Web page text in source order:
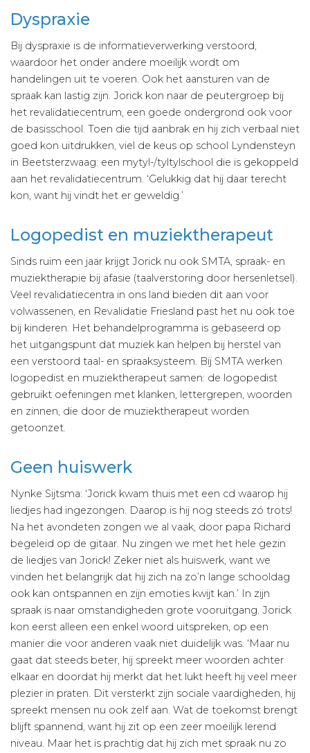
Dyspraxie
Bij dyspraxie is de informatieverwerking verstoord,
waardoor het onder andere moeilijk wordt om
handelingen uit te voeren. Ook het aansturen van de
spraak kan lastig zijn. Jorick kon naar de peutergroep bij
het revalidatiecentrum, een goede ondergrond ook voor
de basisschool. Toen die tijd aanbrak en hij zich verbaal niet
goed kon uitdrukken, viel de keus op school Lyndensteyn
in Beetsterzwaag: een mytyl-/tyltylschool die is gekoppeld
aan het revalidatiecentrum. ‘Gelukkig dat hij daar terecht
kon, want hij vindt het er geweldig.’
Logopedist en muziektherapeut
Sinds ruim een jaar krijgt Jorick nu ook SMTA, spraak- en
muziektherapie bij afasie (taalverstoring door hersenletsel).
Veel revalidatiecentra in ons land bieden dit aan voor
volwassenen, en Revalidatie Friesland past het nu ook toe
bij kinderen. Het behandelprogramma is gebaseerd op
het uitgangspunt dat muziek kan helpen bij herstel van
een verstoord taal- en spraaksysteem. Bij SMTA werken
logopedist en muziektherapeut samen: de logopedist
gebruikt oefeningen met klanken, lettergrepen, woorden
en zinnen, die door de muziektherapeut worden
getoonzet.
Geen huiswerk
Nynke Sijtsma: ‘Jorick kwam thuis met een cd waarop hij
liedjes had ingezongen. Daarop is hij nog steeds zó trots!
Na het avondeten zongen we al vaak, door papa Richard
begeleid op de gitaar. Nu zingen we met het hele gezin
de liedjes van Jorick! Zeker niet als huiswerk, want we
vinden het belangrijk dat hij zich na zo’n lange schooldag
ook kan ontspannen en zijn emoties kwijt kan.’ In zijn
spraak is naar omstandigheden grote vooruitgang. Jorick
kon eerst alleen een enkel woord uitspreken, op een
manier die voor anderen vaak niet duidelijk was. ‘Maar nu
gaat dat steeds beter, hij spreekt meer woorden achter
elkaar en doordat hij merkt dat het lukt heeft hij veel meer
plezier in praten. Dit versterkt zijn sociale vaardigheden, hij
spreekt mensen nu ook zelf aan. Wat de toekomst brengt
blijft spannend, want hij zit op een zeer moeilijk lerend
niveau. Maar het is prachtig dat hij zich met spraak nu zo